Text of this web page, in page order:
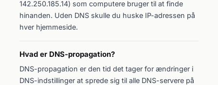
142.250.185.14) som computere bruger til at finde
hinanden. Uden DNS skulle du huske IP-adressen på
hver hjemmeside.
Hvad er DNS-propagation?
DNS-propagation er den tid det tager for ændringer i
DNS-indstillinger at sprede sig til alle DNS-servere på